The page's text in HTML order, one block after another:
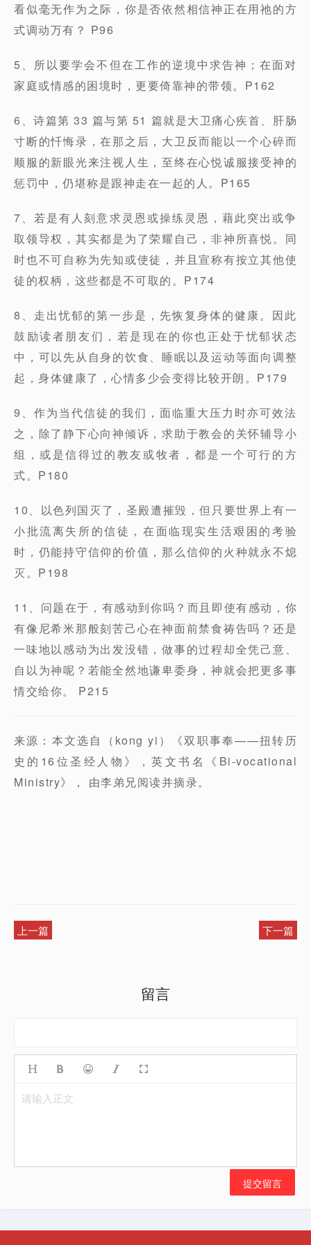
看似毫无作为之际，你是否依然相信神正在用祂的方
式调动万有？ P96
5、所以要学会不但在工作的逆境中求告神；在面对
家庭或情感的困境时，更要倚靠神的带领。P162
6、诗篇第 33 篇与第 51 篇就是大卫痛心疾首、肝肠
寸断的忏悔录，在那之后，大卫反而能以一个心碎而
顺服的新眼光来注视人生，至终在心悦诚服接受神的
惩罚中，仍堪称是跟神走在一起的人。P165
7、若是有人刻意求灵恩或操练灵恩，藉此突出或争
取领导权，其实都是为了荣耀自己，非神所喜悦。同
时也不可自称为先知或使徒，并且宣称有按立其他使
徒的权柄，这些都是不可取的。P174
8、走出忧郁的第一步是，先恢复身体的健康。因此
鼓励读者朋友们，若是现在的你也正处于忧郁状态
中，可以先从自身的饮食、睡眠以及运动等面向调整
起，身体健康了，心情多少会变得比较开朗。P179
9、作为当代信徒的我们，面临重大压力时亦可效法
之，除了静下心向神倾诉，求助于教会的关怀辅导小
组，或是信得过的教友或牧者，都是一个可行的方
式。P180
10、以色列国灭了，圣殿遭摧毁，但只要世界上有一
小批流离失所的信徒，在面临现实生活艰困的考验
时，仍能持守信仰的价值，那么信仰的火种就永不熄
灭。P198
11、问题在于，有感动到你吗？而且即使有感动，你
有像尼希米那般刻苦己心在神面前禁食祷告吗？还是
一味地以感动为出发没错，做事的过程却全凭己意、
自以为神呢？若能全然地谦卑委身，神就会把更多事
情交给你。 P215
来源：本文选自（kong yi）《双职事奉——扭转历
史的16位圣经人物》，英文书名《Bi-vocational
Ministry》， 由李弟兄阅读并摘录。
上一篇 下一篇
留言
请输入正文
提交留言